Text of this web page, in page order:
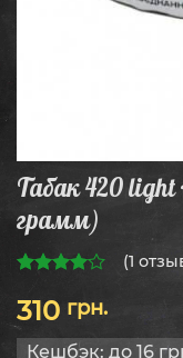
Табак 420
грамм)
5
(1
310 грн.
Кешбэк: до 16